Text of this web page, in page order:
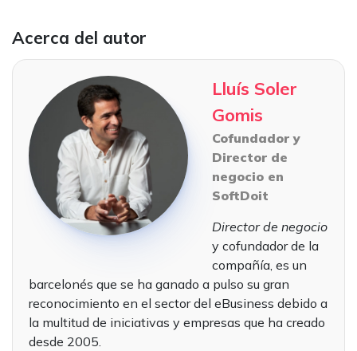
Acerca del autor
Lluís Soler
Gomis
Cofundador y
Director de
negocio en
SoftDoit
Director de negocio
y cofundador de la
compañía, es un
barcelonés que se ha ganado a pulso su gran
reconocimiento en el sector del eBusiness debido a
la multitud de iniciativas y empresas que ha creado
desde 2005.